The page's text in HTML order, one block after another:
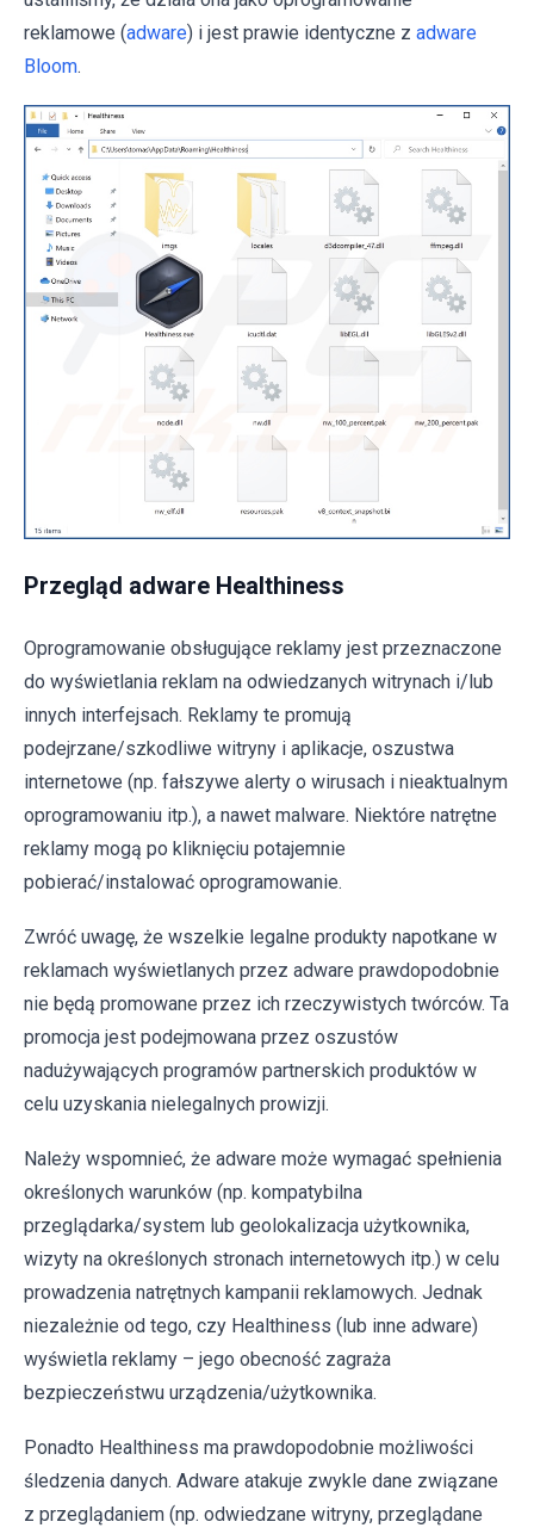
reklamowe (adware) i jest prawie identyczne z adware
Bloom.
Przegląd adware Healthiness
Oprogramowanie obsługujące reklamy jest przeznaczone
do wyświetlania reklam na odwiedzanych witrynach i/lub
innych interfejsach. Reklamy te promują
podejrzane/szkodliwe witryny i aplikacje, oszustwa
internetowe (np. fałszywe alerty o wirusach i nieaktualnym
oprogramowaniu itp.), a nawet malware. Niektóre natrętne
reklamy mogą po kliknięciu potajemnie
pobierać/instalować oprogramowanie.
Zwróć uwagę, że wszelkie legalne produkty napotkane w
reklamach wyświetlanych przez adware prawdopodobnie
nie będą promowane przez ich rzeczywistych twórców. Ta
promocja jest podejmowana przez oszustów
nadużywających programów partnerskich produktów w
celu uzyskania nielegalnych prowizji.
Należy wspomnieć, że adware może wymagać spełnienia
określonych warunków (np. kompatybilna
przeglądarka/system lub geolokalizacja użytkownika,
wizyty na określonych stronach internetowych itp.) w celu
prowadzenia natrętnych kampanii reklamowych. Jednak
niezależnie od tego, czy Healthiness (lub inne adware)
wyświetla reklamy – jego obecność zagraża
bezpieczeństwu urządzenia/użytkownika.
Ponadto Healthiness ma prawdopodobnie możliwości
śledzenia danych. Adware atakuje zwykle dane związane
z przeglądaniem (np. odwiedzane witryny, przeglądane